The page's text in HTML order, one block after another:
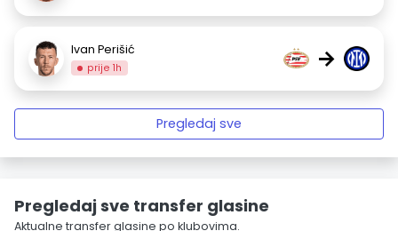
Ivan Perišić
prije 1h →
Pregledaj sve
Pregledaj sve transfer glasine
Aktualne transfer glasine po klubovima.